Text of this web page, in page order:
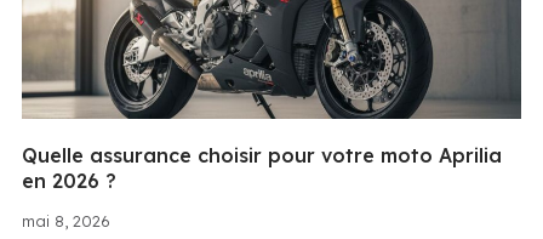
mai 8, 2026
Quelle assurance choisir pour votre moto Aprilia
en 2026 ?